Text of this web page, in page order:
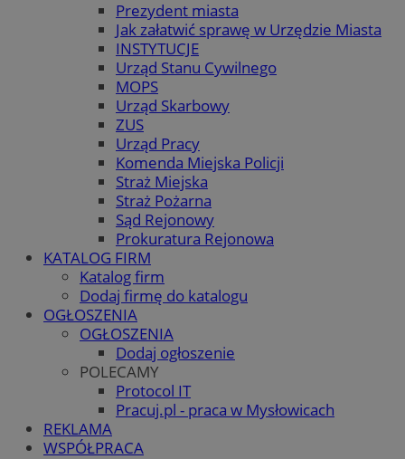
Prezydent miasta
Jak załatwić sprawę w Urzędzie Miasta
INSTYTUCJE
Urząd Stanu Cywilnego
MOPS
Urząd Skarbowy
ZUS
Urząd Pracy
Komenda Miejska Policji
Straż Miejska
Straż Pożarna
Sąd Rejonowy
Prokuratura Rejonowa
KATALOG FIRM
Katalog firm
Dodaj firmę do katalogu
OGŁOSZENIA
OGŁOSZENIA
Dodaj ogłoszenie
POLECAMY
Protocol IT
Pracuj.pl - praca w Mysłowicach
REKLAMA
WSPÓŁPRACA